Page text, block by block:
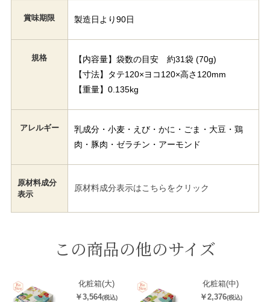
賞味期限 製造日より90日
規格
【内容量】袋数の目安 約31袋 (70g)
【寸法】タテ120×ヨコ120×高さ120mm
【重量】0.135kg
アレルギー
乳成分・小麦・えび・かに・ごま・大豆・鶏
肉・豚肉・ゼラチン・アーモンド
原材料成分
表示
原材料成分表示はこちらをクリック
この商品の他のサイズ
化粧箱(大)
￥3,564(税込)
化粧箱(中)
￥2,376(税込)